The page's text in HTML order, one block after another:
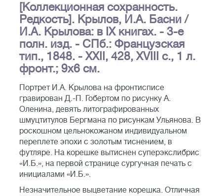
[Коллекционная сохранность.
Редкость]. Крылов, И.А. Басни /
И.А. Крылова: в IX книгах. - 3-е
полн. изд. - СПб.: Французская
тип., 1848. - XXII, 428, XVIII с., 1 л.
фронт.; 9х6 см.
Портрет И.А. Крылова на фронтисписе
гравирован Д.-П. Гобертом по рисунку А.
Оленина, девять литографированных
шмуцтитулов Бергмана по рисункам Ульянова. В
роскошном цельнокожаном индивидуальном
переплете эпохи с золотым тиснением, в
футляре. На корешке вытиснен суперэкслибрис
«И.Б.», на первой странице сургучная печать с
инициалами «И.Б.».
Незначительное выцветание корешка. Отличная